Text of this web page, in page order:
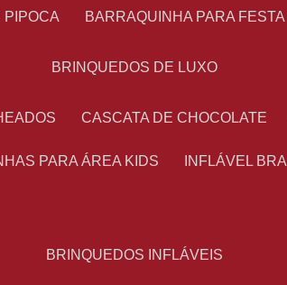
PIPOCA BARRAQUINHA PARA
BRINQUEDOS DE LUXO
CASCATA DE CHOCOLATE
PARA ÁREA KIDS INFLÁVEL
BRINQUEDOS INFLÁVEIS